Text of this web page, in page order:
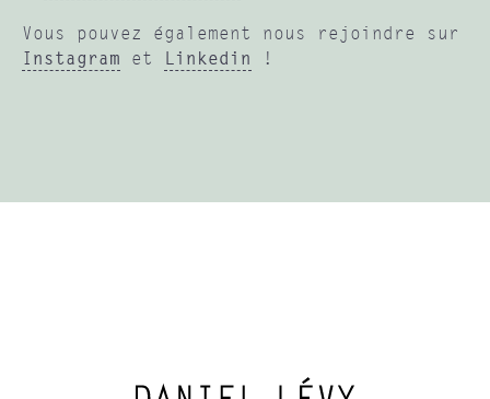
Vous pouvez également nous rejoindre sur
Instagram et Linkedin !